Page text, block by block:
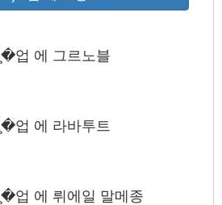
̧�업 에 그르노블
̧�업 에 라바투트
̧�업 에 뤼에일 말메종